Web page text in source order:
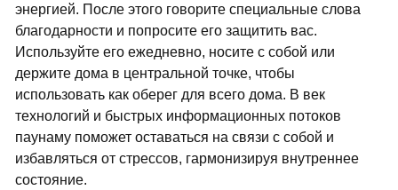
энергией. После этого говорите специальные слова
благодарности и попросите его защитить вас.
Используйте его ежедневно, носите с собой или
держите дома в центральной точке, чтобы
использовать как оберег для всего дома. В век
технологий и быстрых информационных потоков
паунаму поможет оставаться на связи с собой и
избавляться от стрессов, гармонизируя внутреннее
состояние.